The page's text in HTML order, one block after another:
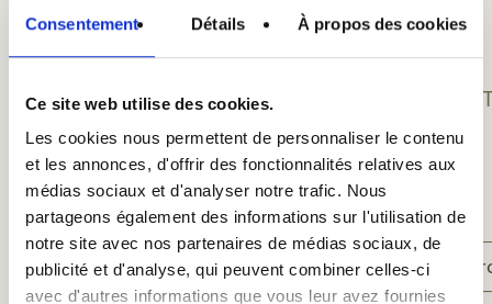
Consentement Détails À propos des cookies
Ce site web utilise des cookies.
Les cookies nous permettent de personnaliser le contenu
et les annonces, d'offrir des fonctionnalités relatives aux
médias sociaux et d'analyser notre trafic. Nous
partageons également des informations sur l'utilisation de
notre site avec nos partenaires de médias sociaux, de
publicité et d'analyse, qui peuvent combiner celles-ci
avec d'autres informations que vous leur avez fournies
ST-FEU sokken
€ 12,00
Product weergeven